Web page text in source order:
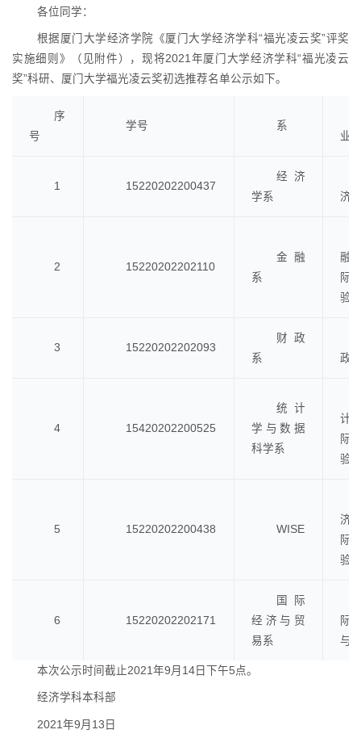
各位同学：
根据厦门大学经济学院《厦门大学经济学科“福光凌云奖”评奖
实施细则》（见附件），现将2021年厦门大学经济学科“福光凌云
奖”科研、厦门大学福光凌云奖初选推荐名单公示如下。
序
号
学号
系
业
1 15220202200437
经济
学系
济
2 15220202202110
金融
系
融
际
验
3 15220202202093
财政
系
政
4 15420202200525
统计
学与数据
科学系
计
际
验
5 15220202200438 WISE
济
际
验
6 15220202202171
国际
经济与贸
易系
际
与
本次公示时间截止2021年9月14日下午5点。
经济学科本科部
2021年9月13日